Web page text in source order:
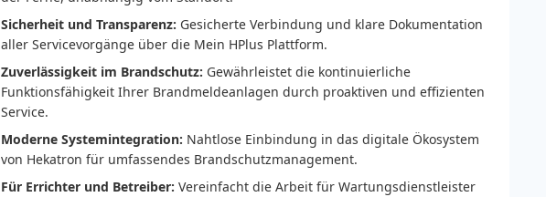
Sicherheit und Transparenz: Gesicherte Verbindung und klare Dokumentation
aller Servicevorgänge über die Mein HPlus Plattform.
Zuverlässigkeit im Brandschutz: Gewährleistet die kontinuierliche
Funktionsfähigkeit Ihrer Brandmeldeanlagen durch proaktiven und effizienten
Service.
Moderne Systemintegration: Nahtlose Einbindung in das digitale Ökosystem
von Hekatron für umfassendes Brandschutzmanagement.
Für Errichter und Betreiber: Vereinfacht die Arbeit für Wartungsdienstleister